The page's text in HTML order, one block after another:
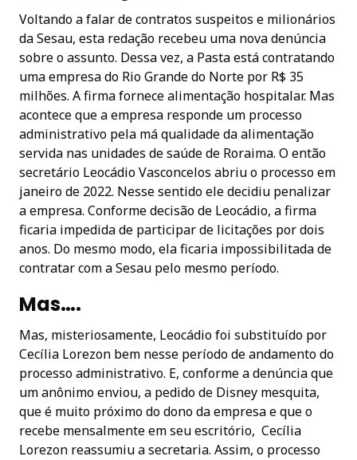
Voltando a falar de contratos suspeitos e milionários
da Sesau, esta redação recebeu uma nova denúncia
sobre o assunto. Dessa vez, a Pasta está contratando
uma empresa do Rio Grande do Norte por R$ 35
milhões. A firma fornece alimentação hospitalar. Mas
acontece que a empresa responde um processo
administrativo pela má qualidade da alimentação
servida nas unidades de saúde de Roraima. O então
secretário Leocádio Vasconcelos abriu o processo em
janeiro de 2022. Nesse sentido ele decidiu penalizar
a empresa. Conforme decisão de Leocádio, a firma
ficaria impedida de participar de licitações por dois
anos. Do mesmo modo, ela ficaria impossibilitada de
contratar com a Sesau pelo mesmo período.
Mas….
Mas, misteriosamente, Leocádio foi substituído por
Cecília Lorezon bem nesse período de andamento do
processo administrativo. E, conforme a denúncia que
um anônimo enviou, a pedido de Disney mesquita,
que é muito próximo do dono da empresa e que o
recebe mensalmente em seu escritório, Cecília
Lorezon reassumiu a secretaria. Assim, o processo